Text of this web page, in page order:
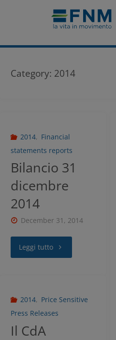
Category: 2014
2014, Financial
statements reports
Bilancio 31
dicembre
2014
December 31, 2014
Leggi tutto
2014, Price Sensitive
Press Releases
Il CdA